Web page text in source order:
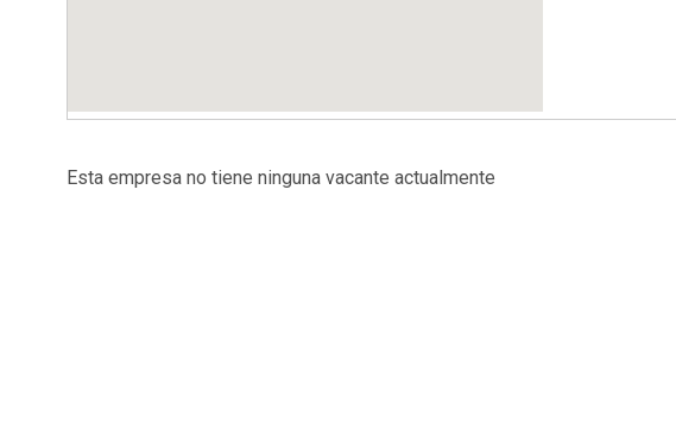
Esta empresa no tiene ninguna vacante actualmente